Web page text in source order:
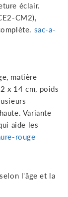
éclair.
CM2),
sac-a-
matière
x 14 cm, poids
Variante
aide les
rouge
l'âge et la